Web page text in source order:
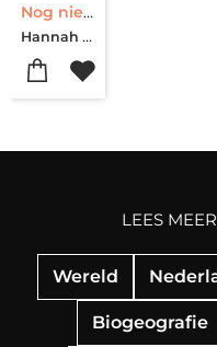
Nog niet te laat
Hannah Ritchie
Wereld
Biogeografie
LEES